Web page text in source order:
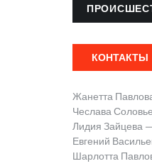
КОНТАКТЫ
Жанетта
Чеслава
Лидия Зайцева
Евгений
Шарлотта